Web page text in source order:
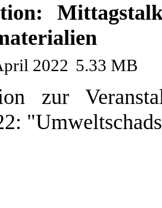
2022 5.33 MB
zur